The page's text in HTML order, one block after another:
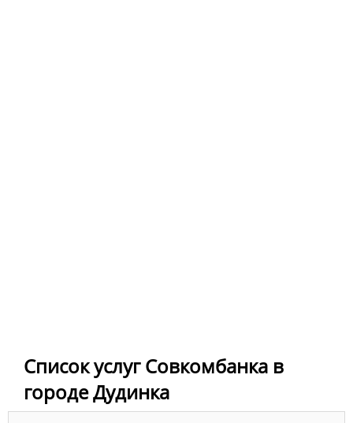
Список услуг Совкомбанка в
городе Дудинка